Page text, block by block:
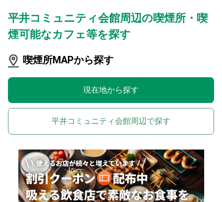
平井コミュニティ会館周辺の喫煙所・喫
煙可能なカフェ等を探す
喫煙所MAPから探す
現在地から探す
平井コミュニティ会館周辺で探す